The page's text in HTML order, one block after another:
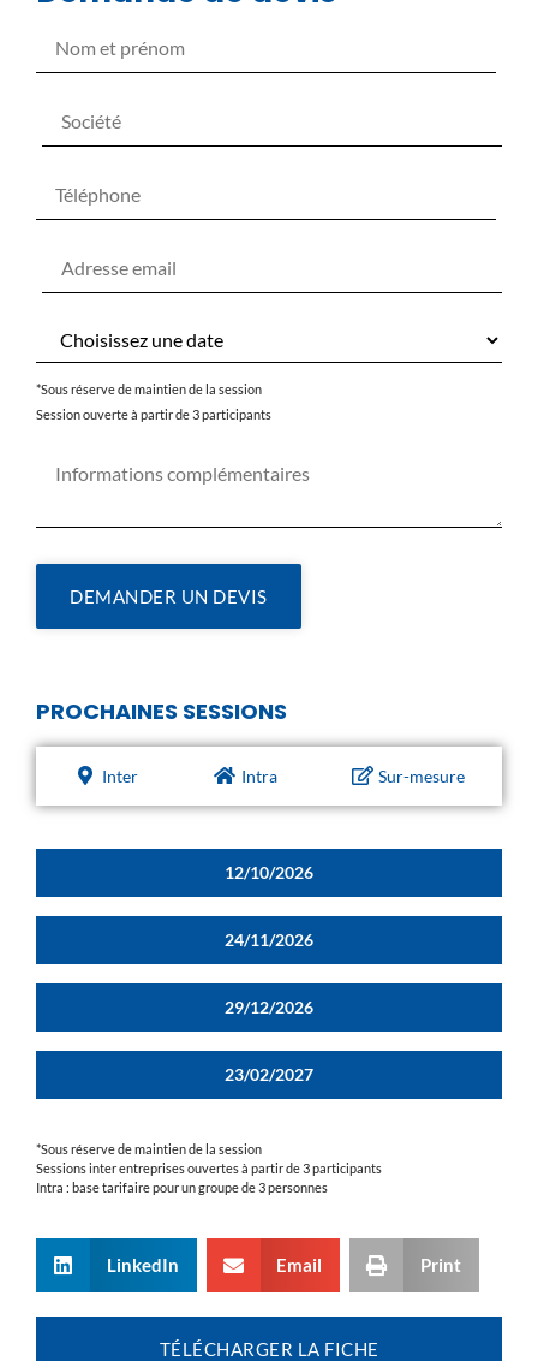
*Sous réserve de maintien de la session
Session ouverte à partir de 3 participants
DEMANDER UN DEVIS
PROCHAINES SESSIONS
Inter Intra Sur-mesure
12/10/2026
24/11/2026
29/12/2026
23/02/2027
*Sous réserve de maintien de la session
Sessions inter entreprises ouvertes à partir de 3 participants
Intra : base tarifaire pour un groupe de 3 personnes
LinkedIn Email Print
TÉLÉCHARGER LA FICHE